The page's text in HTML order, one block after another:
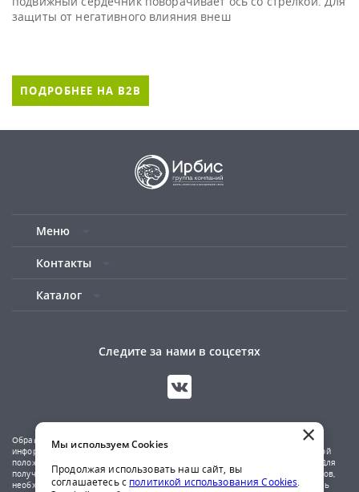
защиты от негативного влияния внеш
ПОДРОБНЕЕ НА B2B
Меню
Контакты
Каталог
Следите за нами в соцсетях
Обращаем ваше внимание на то, что данный сайт носит исключительно
информационный характер и не является публичной офертой, определяемой
положениями Статьи 437(2) Гражданского кодекса Российской Федерации. Для
получения подробной информации о наличии и стоимости указанных товаров,
необходимо обратиться к менеджерам компании по телефону или отправить
×
Мы используем Cookies
Продолжая использовать наш сайт, вы
соглашаетесь с политикой использования Cookies.